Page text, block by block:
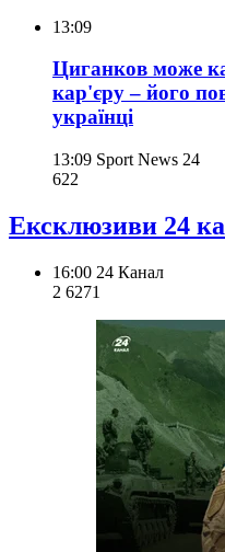
13:09
Циганков може
кар'єру – його
українці
13:09 Sport News 24
622
Ексклюзиви 24
16:00 24 Канал
2 6271